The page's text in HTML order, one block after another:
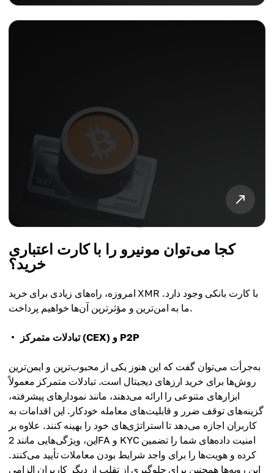
کجا می‌توان مونیرو را با کارت اعتباری
خرید؟
امروزه، راه‌های زیادی برای خرید XMR با کارت بانکی وجود دارد.
ما به امن‌ترین و مؤثرترین آن‌ها خواهیم پرداخت.
تبادلات متمرکز (CEX) و P2P
به‌جرأت می‌توان گفت که این هنوز یکی از محبوب‌ترین و ایمن‌ترین
روش‌ها برای خرید ارزهای دیجیتال است. تبادلات متمرکز معمولاً
ابزارهای متنوعی را ارائه می‌دهند، مانند نمودارهای پیشرفته،
گزینه‌های توقف ضرر و قابلیت‌های معامله خودکار. این اقدامات به
کاربران اجازه می‌دهد تا استراتژی‌های خود را بهینه کنند. علاوه بر
این، ویژگی‌هایی مانند 2FA و KYC امنیت داده‌های شما را تضمین
کرده و هویت‌ها را برای واجد شرایط بودن معاملات تأیید می‌کنند.
این رویه‌ها همچنین برای جلوگیری از تقلب از دیگر کاربران الزامی